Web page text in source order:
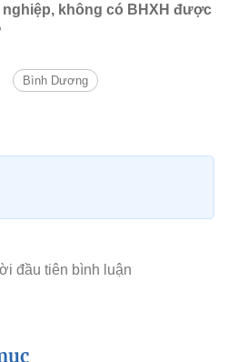
nghiệp, không có BHXH được
Bình Dương